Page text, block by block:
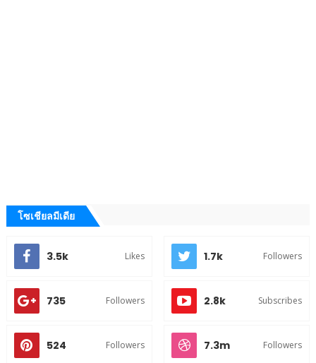
โซเชียลมีเดีย
3.5k Likes 1.7k Followers
735 Followers 2.8k Subscribes
524 Followers 7.3m Followers